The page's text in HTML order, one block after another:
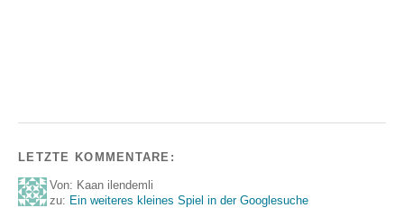
LETZTE KOMMENTARE:
Von: Kaan ilendemli
zu: Ein weiteres kleines Spiel in der Googlesuche